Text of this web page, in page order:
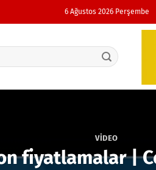
6 Ağustos 2026 Perşembe
VIDEO
fiyatlamalar |